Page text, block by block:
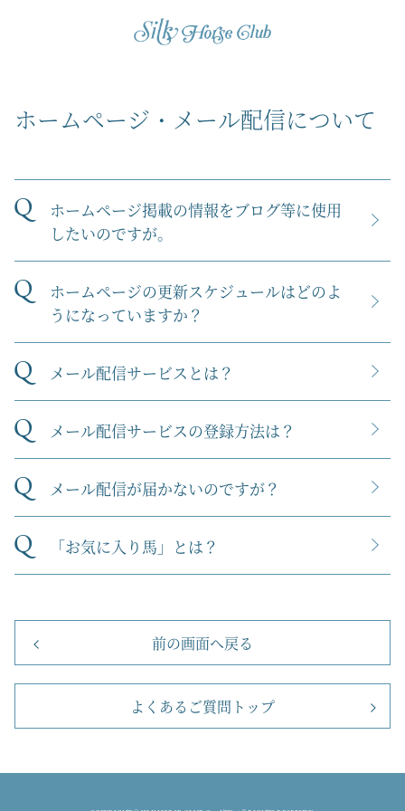
ホームページ・メール配信について
Q
ホームページ掲載の情報をブログ等に使用
したいのですが。
Q
ホームページの更新スケジュールはどのよ
うになっていますか？
Q メール配信サービスとは？
Q メール配信サービスの登録方法は？
Q メール配信が届かないのですが？
Q 「お気に入り馬」とは？
前の画面へ戻る
よくあるご質問トップ